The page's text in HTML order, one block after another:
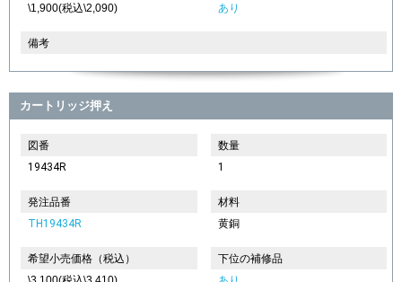
\1,900(税込\2,090)
あり
備考
カートリッジ押え
図番
19434R
数量
1
発注品番
TH19434R
材料
黄銅
希望小売価格（税込）
下位の補修品